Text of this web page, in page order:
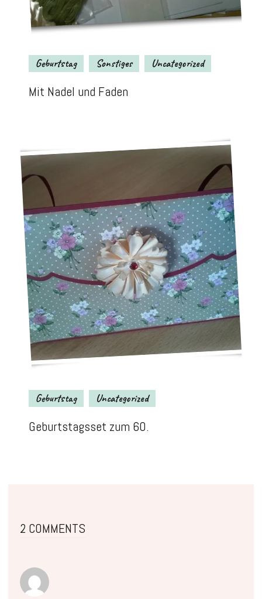
Geburtstag Sonstiges Uncategorized
Mit Nadel und Faden
Geburtstag Uncategorized
Geburtstagsset zum 60.
2 COMMENTS